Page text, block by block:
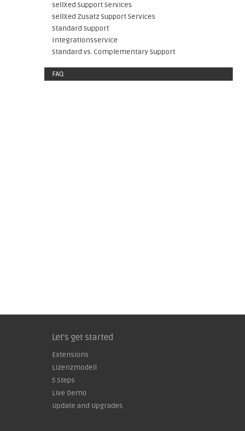
sellXed Support Services
sellXed Zusatz Support Services
Standard Support
Integrationsservice
Standard vs. Complementary Support
FAQ
Let's get started
Extensions
Lizenzmodell
5 Steps
Live Demo
Update and Upgrades